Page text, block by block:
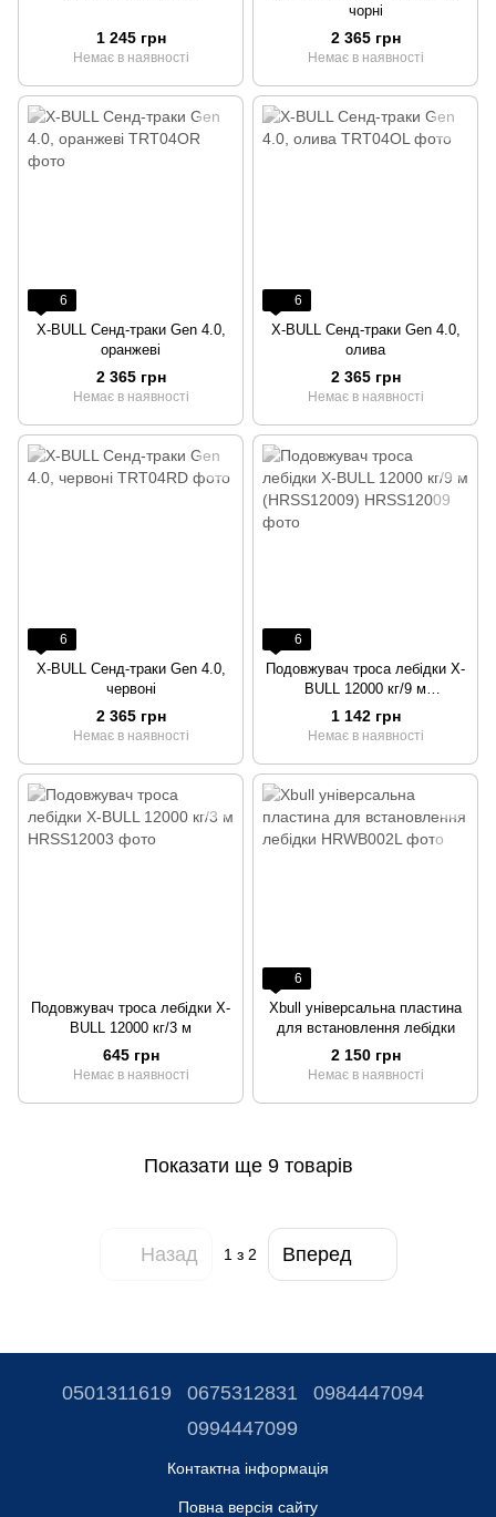
1 245 грн
Немає в наявності
чорні
2 365 грн
Немає в наявності
6
X-BULL Сенд-траки Gen 4.0,
оранжеві
2 365 грн
Немає в наявності
6
X-BULL Сенд-траки Gen 4.0,
олива
2 365 грн
Немає в наявності
6
X-BULL Сенд-траки Gen 4.0,
червоні
2 365 грн
Немає в наявності
6
Подовжувач троса лебідки X-
BULL 12000 кг/9 м
(HRSS12009)
1 142 грн
Немає в наявності
Подовжувач троса лебідки X-
BULL 12000 кг/3 м
645 грн
Немає в наявності
6
Xbull універсальна пластина
для встановлення лебідки
2 150 грн
Немає в наявності
Показати ще 9 товарів
Назад 1з 2 Вперед
0501311619 0675312831
0984447094
0994447099
Контактна інформація
Повна версія сайту